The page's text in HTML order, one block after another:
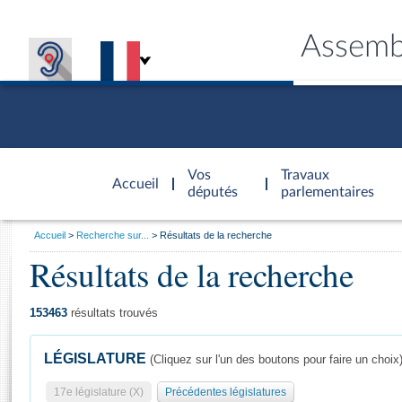
Accueil
d'accueil
Vos
députés
Travaux
parlementaires
Général
Vous
Accueil Recherche sur... Résultats de la recherche
Résultats de la recherche
153463 résultats trouvés
LÉGISLATURE (Cliquez sur l'un des boutons pour faire un choix)
17e législature (X) Précédentes législatures